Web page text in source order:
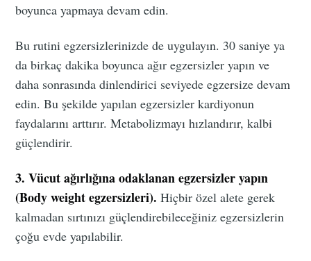
boyunca yapmaya devam edin.
Bu rutini egzersizlerinizde de uygulayın. 30 saniye ya
da birkaç dakika boyunca ağır egzersizler yapın ve
daha sonrasında dinlendirici seviyede egzersize devam
edin. Bu şekilde yapılan egzersizler kardiyonun
faydalarını arttırır. Metabolizmayı hızlandırır, kalbi
güçlendirir.
3. Vücut ağırlığına odaklanan egzersizler yapın
(Body weight egzersizleri). Hiçbir özel alete gerek
kalmadan sırtınızı güçlendirebileceğiniz egzersizlerin
çoğu evde yapılabilir.